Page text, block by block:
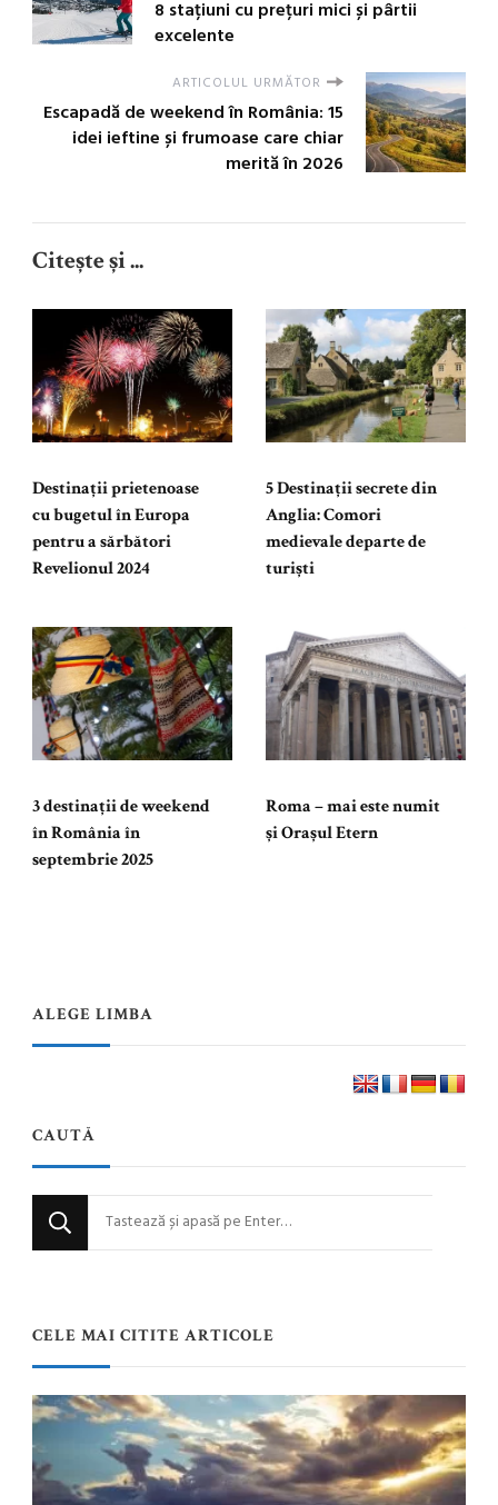
8 stațiuni cu prețuri mici și pârtii
excelente
ARTICOLUL URMĂTOR
Escapadă de weekend în România: 15
idei ieftine și frumoase care chiar
merită în 2026
Citește și ...
Destinații prietenoase
cu bugetul în Europa
pentru a sărbători
Revelionul 2024
5 Destinații secrete din
Anglia: Comori
medievale departe de
turiști
3 destinații de weekend
în România în
septembrie 2025
Roma – mai este numit
și Orașul Etern
ALEGE LIMBA
CAUTĂ
Cauți
ceva?
CELE MAI CITITE ARTICOLE